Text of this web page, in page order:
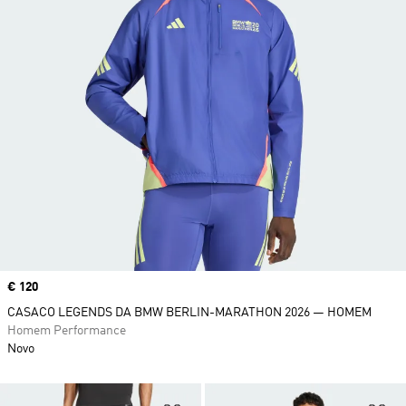
Price
€ 120
CASACO LEGENDS DA BMW BERLIN-MARATHON 2026 — HOMEM
Homem Performance
Novo